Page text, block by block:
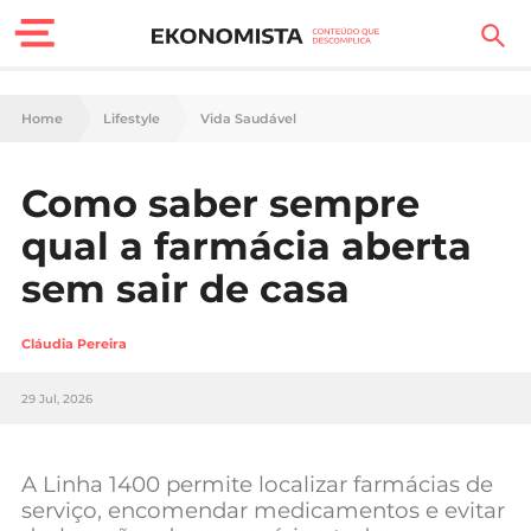
Finanças Pessoais
Carreira
Casa
Lifestyle
Sociedade
Negócios
Home Lifestyle Vida Saudável
Como saber sempre
qual a farmácia aberta
sem sair de casa
Cláudia Pereira
29 Jul, 2026
A Linha 1400 permite localizar farmácias de
serviço, encomendar medicamentos e evitar